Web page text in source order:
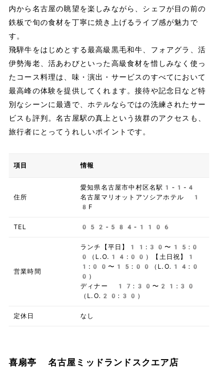
内から名古屋の眺望を楽しみながら、シェフが目の前の
鉄板で旬の食材を丁寧に焼き上げるライブ感が魅力で
す。
飛騨牛をはじめとする最高級黒毛和牛、フォアグラ、活
伊勢海老、活あわびといった高級食材を惜しみなく使っ
たコース料理は、味・演出・サービスのすべてにおいて
最高峰の体験を提供してくれます。接待や記念日など特
別なシーンに最適で、ホテルならではの洗練されたサー
ビスも評判。名古屋駅の真上という抜群のアクセスも、
旅行者にとってうれしいポイントです。
項目 情報
住所
愛知県名古屋市中村区名駅1-1-4
名古屋マリオットアソシアホテル 1
8F
TEL 052-584-1106
営業時間
ランチ【平日】11:30〜15:0
0（L.O.14:00）【土日祝】1
1:00〜15:00（L.O.14:0
0）
ディナー 17:30〜21:30
（L.O.20:30）
定休日 なし
喜扇亭 名古屋ミッドランドスクエア店